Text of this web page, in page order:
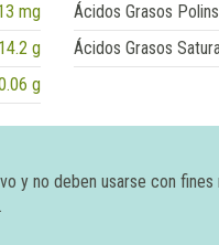
mg Ácidos Grasos
14.2 g Ácidos Grasos
g
y no deben usarse con